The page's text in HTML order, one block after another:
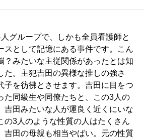
グループで、しかも全員看護師と
スとして記憶にある事件です。こん
？みたいな主従関係があったとは知
た。主犯吉田の異様な推しの強さ
子を彷彿とさせます。吉田に目をつ
た同級生や同僚たちと、この3人の
吉田みたいな人が運良く近くにいな
の3人のような性質の人はたくさん
吉田の母親も相当やばい。元の性質